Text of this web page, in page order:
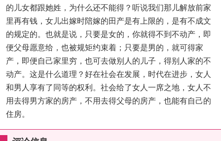
的儿女都跟她姓，为什么还不能得？听说我们那儿解放前家
里再有钱，女儿出嫁时陪嫁的田产是有上限的，是有不成文
的规定的。也就是说，只要是女的，你就得不到不动产，即
便父母愿意给，也被规矩约束着；只要是男的，就可得家
产，即便自己家里穷，也可去做别人的儿子，得别人家的不
动产。这是什么道理？好在社会在发展，时代在进步，女人
和男人享有了同等的权利。社会给了女人一席之地，女人不
用去得男方家的房产，不用去得父母的房产，也能有自己的
住房。